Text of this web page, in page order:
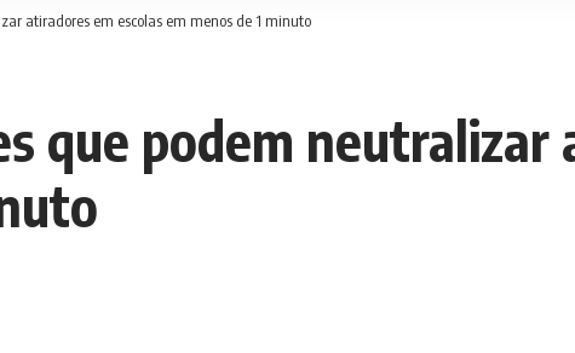
atiradores em escolas em menos de 1 minuto
que podem neutralizar